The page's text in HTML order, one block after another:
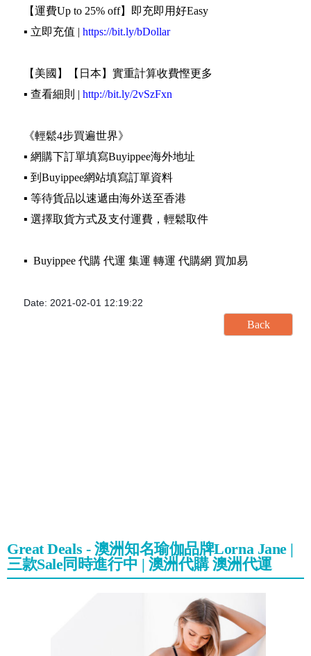
【運費Up to 25% off】即充即用好Easy
▪️ 立即充值 | https://bit.ly/bDollar
【美國】【日本】實重計算收費慳更多
▪️ 查看細則 | http://bit.ly/2vSzFxn
《輕鬆4步買遍世界》
▪️ 網購下訂單填寫Buyippee海外地址
▪️ 到Buyippee網站填寫訂單資料
▪️ 等待貨品以速遞由海外送至香港
▪️ 選擇取貨方式及支付運費，輕鬆取件
▪️ Buyippee 代購 代運 集運 轉運 代購網 買加易
Date: 2021-02-01 12:19:22
Great Deals - 澳洲知名瑜伽品牌Lorna Jane |
三款Sale同時進行中 | 澳洲代購 澳洲代運